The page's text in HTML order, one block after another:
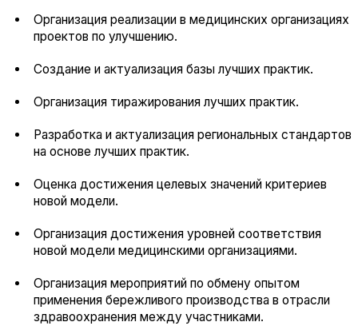
Организация реализации в медицинских организациях
проектов по улучшению.
Создание и актуализация базы лучших практик.
Организация тиражирования лучших практик.
Разработка и актуализация региональных стандартов
на основе лучших практик.
Оценка достижения целевых значений критериев
новой модели.
Организация достижения уровней соответствия
новой модели медицинскими организациями.
Организация мероприятий по обмену опытом
применения бережливого производства в отрасли
здравоохранения между участниками.